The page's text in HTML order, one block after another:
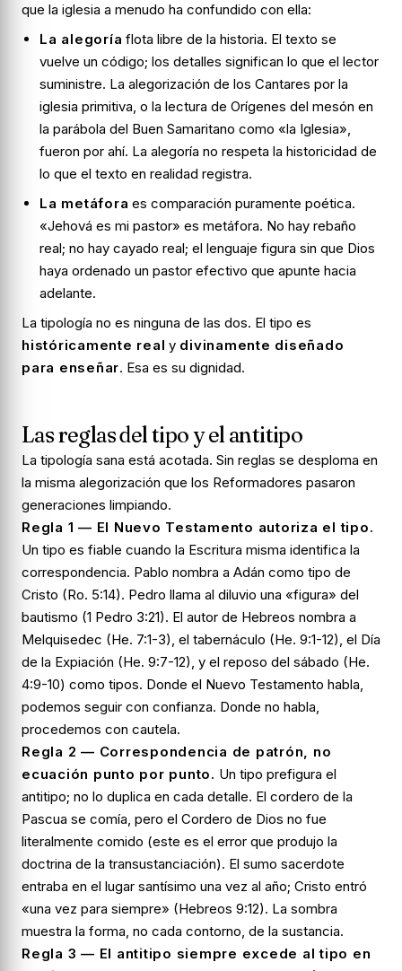
que la iglesia a menudo ha confundido con ella:
La alegoría flota libre de la historia. El texto se
vuelve un código; los detalles significan lo que el lector
suministre. La alegorización de los Cantares por la
iglesia primitiva, o la lectura de Orígenes del mesón en
la parábola del Buen Samaritano como «la Iglesia»,
fueron por ahí. La alegoría no respeta la historicidad de
lo que el texto en realidad registra.
La metáfora es comparación puramente poética.
«Jehová es mi pastor» es metáfora. No hay rebaño
real; no hay cayado real; el lenguaje figura sin que Dios
haya ordenado un pastor efectivo que apunte hacia
adelante.
La tipología no es ninguna de las dos. El tipo es
históricamente real y divinamente diseñado
para enseñar. Esa es su dignidad.
Las reglas del tipo y el antitipo
La tipología sana está acotada. Sin reglas se desploma en
la misma alegorización que los Reformadores pasaron
generaciones limpiando.
Regla 1 — El Nuevo Testamento autoriza el tipo.
Un tipo es fiable cuando la Escritura misma identifica la
correspondencia. Pablo nombra a Adán como tipo de
Cristo (Ro. 5:14). Pedro llama al diluvio una «figura» del
bautismo (1 Pedro 3:21). El autor de Hebreos nombra a
Melquisedec (He. 7:1-3), el tabernáculo (He. 9:1-12), el Día
de la Expiación (He. 9:7-12), y el reposo del sábado (He.
4:9-10) como tipos. Donde el Nuevo Testamento habla,
podemos seguir con confianza. Donde no habla,
procedemos con cautela.
Regla 2 — Correspondencia de patrón, no
ecuación punto por punto. Un tipo prefigura el
antitipo; no lo duplica en cada detalle. El cordero de la
Pascua se comía, pero el Cordero de Dios no fue
literalmente comido (este es el error que produjo la
doctrina de la transustanciación). El sumo sacerdote
entraba en el lugar santísimo una vez al año; Cristo entró
«una vez para siempre» (Hebreos 9:12). La sombra
muestra la forma, no cada contorno, de la sustancia.
Regla 3 — El antitipo siempre excede al tipo en